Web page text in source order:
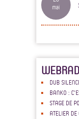
mai
DUB
BANKO :
STAGE DE
ATELIER DE